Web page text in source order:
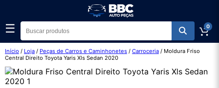
☰ 0
Início / Loja / Peças de Carros e Caminhonetes / Carroceria / Moldura Friso
Central Direito Toyota Yaris Xls Sedan 2020